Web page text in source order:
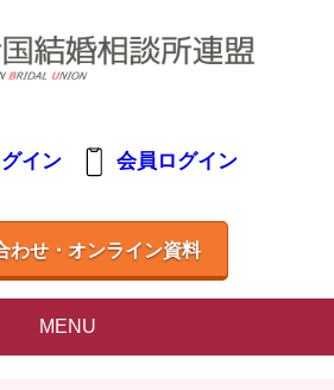
イン 会員ログイン
わせ・オンライン資料
MENU